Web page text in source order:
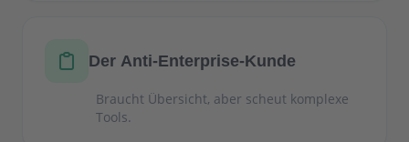
Der Anti-Enterprise-Kunde
Braucht Übersicht, aber scheut komplexe
Tools.